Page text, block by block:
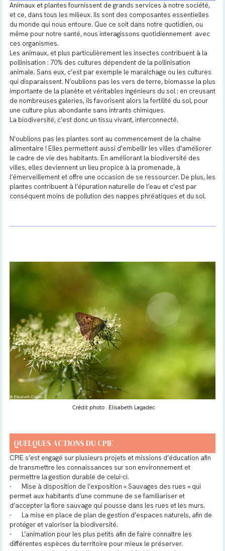
Animaux et plantes fournissent de grands services à notre société,
et ce, dans tous les milieux. Ils sont des composantes essentielles
du monde qui nous entoure. Que ce soit dans notre quotidien, ou
même pour notre santé, nous interagissons quotidiennement avec
ces organismes.
Les animaux, et plus particulièrement les insectes contribuent à la
pollinisation : 70% des cultures dépendent de la pollinisation
animale. Sans eux, c’est par exemple le maraîchage ou les cultures
qui disparaissent. N’oublions pas les vers de terre, biomasse la plus
importante de la planète et véritables ingénieurs du sol : en creusant
de nombreuses galeries, ils favorisent alors la fertilité du sol, pour
une culture plus abondante sans intrants chimiques.
La biodiversité, c’est donc un tissu vivant, interconnecté.
N'oublions pas les plantes sont au commencement de la chaîne
alimentaire ! Elles permettent aussi d'embellir les villes d'améliorer
le cadre de vie des habitants. En améliorant la biodiversité des
villes, elles deviennent un lieu propice à la promenade, à
l’émerveillement et offre une occasion de se ressourcer. De plus, les
plantes contribuent à l’épuration naturelle de l’eau et c'est par
conséquent moins de pollution des nappes phréatiques et du sol.
Crédit photo : Elisabeth Lagadec
QUELQUES ACTIONS DU CPIE
CPIE s’est engagé sur plusieurs projets et missions d’éducation afin
de transmettre les connaissances sur son environnement et
permettre la gestion durable de celui-ci.
-
Mise à disposition de l’exposition « Sauvages des rues » qui
permet aux habitants d’une commune de se familiariser et
d’accepter la flore sauvage qui pousse dans les rues et les murs.
-
La mise en place de plan de gestion d’espaces naturels, afin de
protéger et valoriser la biodiversité.
-
L’animation pour les plus petits afin de faire connaître les
différentes espèces du territoire pour mieux le préserver.